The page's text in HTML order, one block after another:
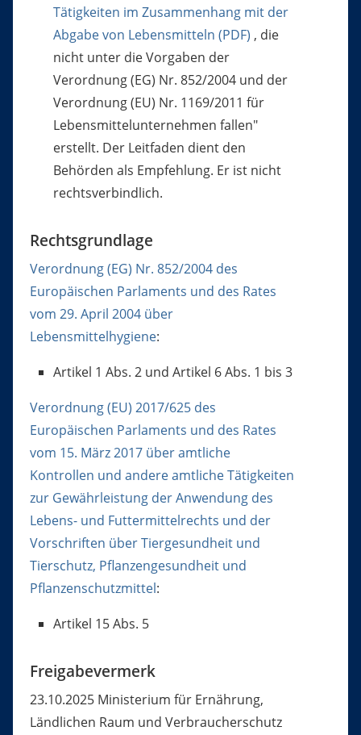
Tätigkeiten im Zusammenhang mit der
Abgabe von Lebensmitteln (PDF) , die
nicht unter die Vorgaben der
Verordnung (EG) Nr. 852/2004 und der
Verordnung (EU) Nr. 1169/2011 für
Lebensmittelunternehmen fallen"
erstellt. Der Leitfaden dient den
Behörden als Empfehlung. Er ist nicht
rechtsverbindlich.
Rechtsgrundlage
Verordnung (EG) Nr. 852/2004 des
Europäischen Parlaments und des Rates
vom 29. April 2004 über
Lebensmittelhygiene:
Artikel 1 Abs. 2 und Artikel 6 Abs. 1 bis 3
Verordnung (EU) 2017/625 des
Europäischen Parlaments und des Rates
vom 15. März 2017 über amtliche
Kontrollen und andere amtliche Tätigkeiten
zur Gewährleistung der Anwendung des
Lebens- und Futtermittelrechts und der
Vorschriften über Tiergesundheit und
Tierschutz, Pflanzengesundheit und
Pflanzenschutzmittel:
Artikel 15 Abs. 5
Freigabevermerk
23.10.2025 Ministerium für Ernährung,
Ländlichen Raum und Verbraucherschutz